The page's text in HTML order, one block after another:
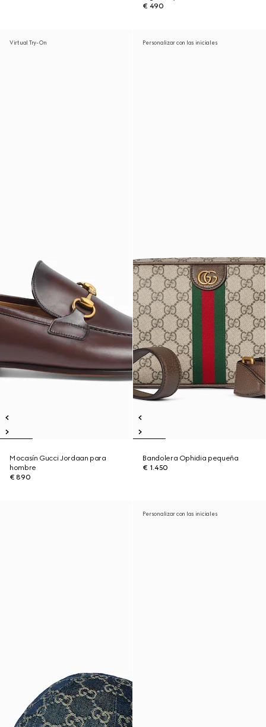
€ 490
Virtual Try-On
Mocasín Gucci Jordaan para
hombre
€ 890
Personalizar con las iniciales
Bandolera Ophidia pequeña
€ 1.450
Personalizar con las iniciales